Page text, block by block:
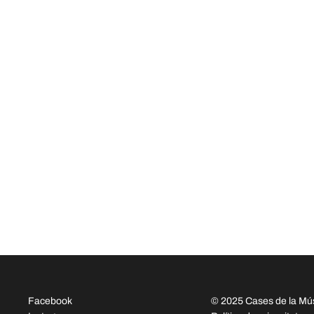
Facebook
© 2025 Cases de la